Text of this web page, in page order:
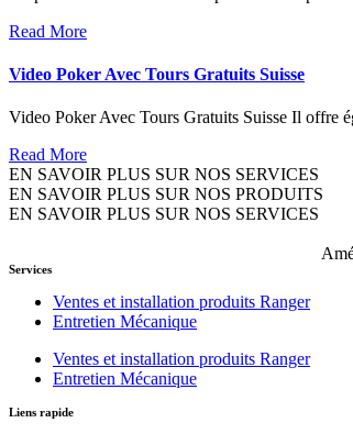
Read More
Video Poker Avec Tours Gratuits Suisse
Video Poker Avec Tours Gratuits Suisse Il offre
Read More
EN SAVOIR PLUS SUR NOS SERVICES
EN SAVOIR PLUS SUR NOS PRODUITS
EN SAVOIR PLUS SUR NOS SERVICES
Services
Ventes et installation produits Ranger
Entretien Mécanique
Ventes et installation produits Ranger
Entretien Mécanique
Liens rapide